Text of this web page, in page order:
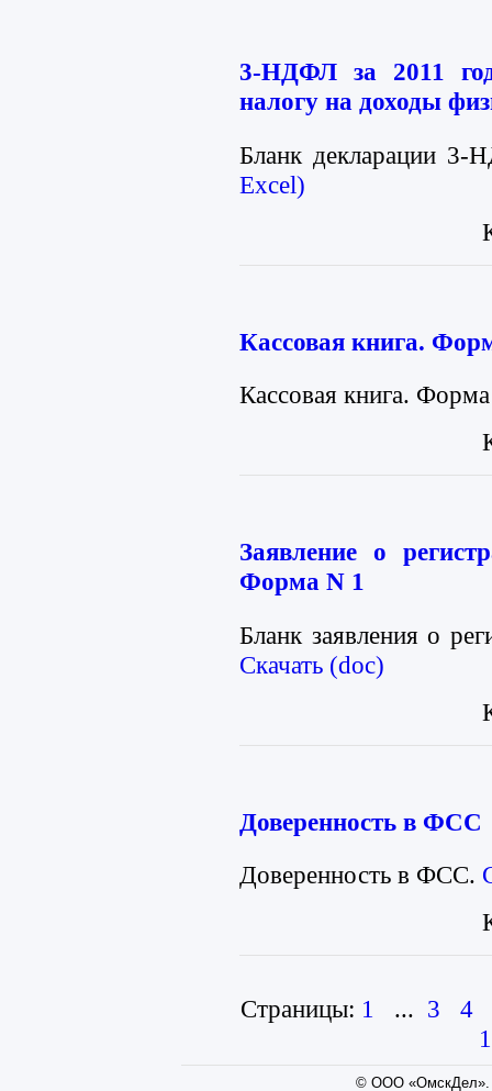
3-НДФЛ за 2011
налогу на доходы
Бланк декларации
Excel)
Кассовая книга.
Кассовая книга.
Заявление о
Форма N 1
Бланк заявления о
Скачать (doc)
Доверенность в ФСС
Доверенность в ФСС.
Страницы: 1 ... 3
4
© ООО «ОмскДел».